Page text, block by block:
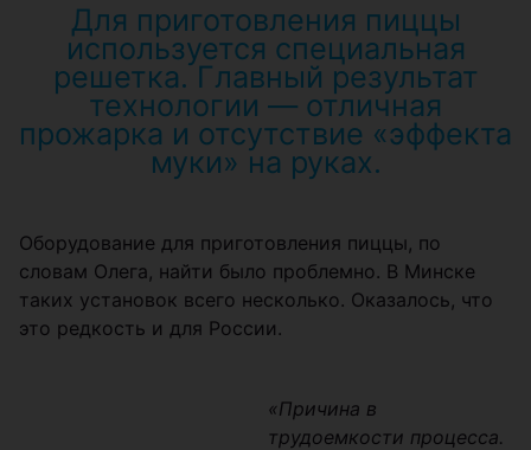
Для приготовления пиццы
используется специальная
решетка. Главный результат
технологии — отличная
прожарка и отсутствие «эффекта
муки» на руках.
Оборудование для приготовления пиццы, по
словам Олега, найти было проблемно. В Минске
таких установок всего несколько. Оказалось, что
это редкость и для России.
«Причина в
трудоемкости процесса.